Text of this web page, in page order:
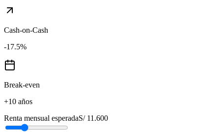
Cash-on-Cash
-17.5%
Break-even
+10 años
Renta mensual esperadaS/ 11.600